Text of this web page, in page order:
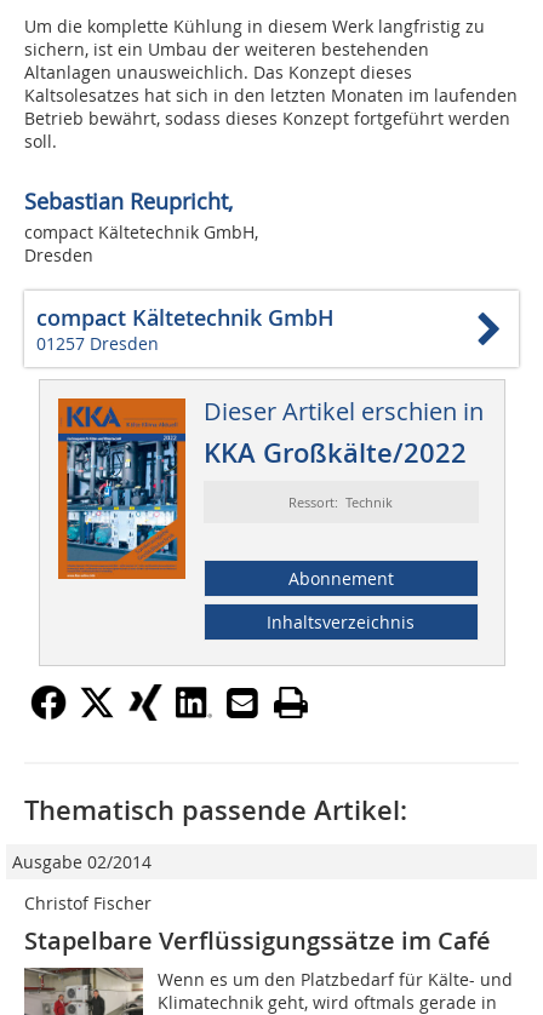
Um die komplette Kühlung in diesem Werk langfristig zu
sichern, ist ein Umbau der weiteren bestehenden
Altanlagen unausweichlich. Das Konzept dieses
Kaltsolesatzes hat sich in den letzten Monaten im laufenden
Betrieb bewährt, sodass dieses Konzept fortgeführt werden
soll.
Sebastian Reupricht,
compact Kältetechnik GmbH,
Dresden
compact Kältetechnik GmbH
01257 Dresden
Dieser Artikel erschien in
KKA Großkälte/2022
Ressort: Technik
Abonnement
Inhaltsverzeichnis
Thematisch passende Artikel:
Ausgabe 02/2014
Christof Fischer
Stapelbare Verflüssigungssätze im Café
Wenn es um den Platzbedarf für Kälte- und
Klimatechnik geht, wird oftmals gerade in